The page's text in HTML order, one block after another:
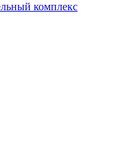
комплекс